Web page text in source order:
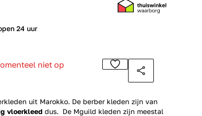
24 uur
niet op
uit Marokko. De berber kleden zijn van
vloerkleed dus. De Mguild kleden zijn meestal